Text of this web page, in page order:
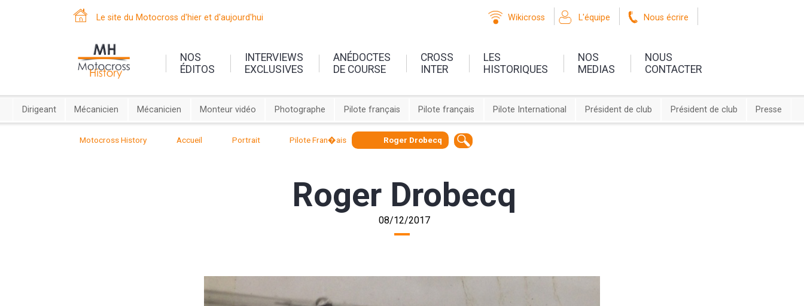
Le site du Motocross d'hier et d'aujourd'hui Wikicross L'équipe Nous écrire
NOS
ÉDITOS
INTERVIEWS
EXCLUSIVES
ANÉDOCTES
DE COURSE
CROSS
INTER
LES
HISTORIQUES
NOS
MEDIAS
NOUS
CONTACTER
Dirigeant Mécanicien Mécanicien Monteur vidéo Photographe Pilote français Pilote français Pilote International Président de club Président de club Presse
Motocross History Accueil Portrait Pilote Fran�ais Roger Drobecq
Roger Drobecq
08/12/2017